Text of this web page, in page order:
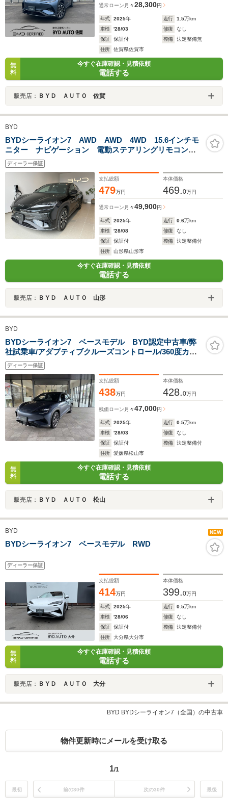
通常ローン 月々28,300円
年式 2025年 走行 1.5万km
車検
'28/03 修復
なし
保証
保証付 整備
法定整備無
住所
佐賀県佐賀市
無
料
今すぐ在庫確認・見積依頼
電話する
販売店： ＢＹＤ ＡＵＴＯ 佐賀
BYD
BYDシーライオン7 AWD AWD 4WD 15.6インチモ
ニター ナビゲーション 電動ステアリングリモコン
電動バックパワーゲート 運転席助手席パワーシート
全席シートベンチレーション 全方位モニター 電動サ
ンルーフ ブレードバッテリ
ディーラー保証
支払総額
479万円
本体価格
469.0万円
通常ローン 月々49,900円
年式 2025年 走行 0.6万km
車検
'28/08 修復
なし
保証
保証付 整備
法定整備付
住所
山形県山形市
今すぐ在庫確認・見積依頼
電話する
販売店： ＢＹＤ ＡＵＴＯ 山形
BYD
BYDシーライオン7 ベースモデル BYD認定中古車/弊
社試乗車/アダプティブクルーズコントロール/360度カメ
ラ/衝突軽減ブレーキ/AppleCarPlay/AndroidAuto/シート
ヒーター/シートクーラー/ETC/ガラスルーフ
ディーラー保証
支払総額
438万円
本体価格
428.0万円
残価ローン 月々47,000円
年式 2025年 走行 0.5万km
車検
'28/03 修復
なし
保証
保証付 整備
法定整備付
住所
愛媛県松山市
無
料
今すぐ在庫確認・見積依頼
電話する
販売店： ＢＹＤ ＡＵＴＯ 松山
BYD NEW
BYDシーライオン7 ベースモデル RWD
ディーラー保証
支払総額
414万円
本体価格
399.0万円
年式 2025年 走行 0.5万km
車検
'28/06 修復
なし
保証
保証付 整備
法定整備付
住所
大分県大分市
無
料
今すぐ在庫確認・見積依頼
電話する
販売店： ＢＹＤ ＡＵＴＯ 大分
BYD BYDシーライオン7（全国）の中古車
物件更新時にメールを受け取る
1/1
最初 前の30件 次の30件 最後